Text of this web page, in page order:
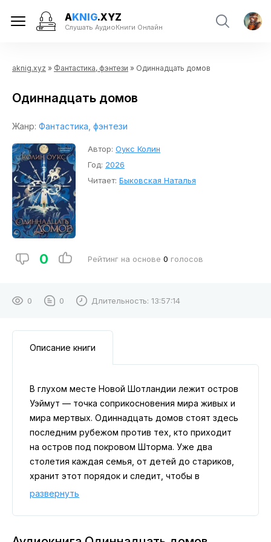
AKNIG.XYZ
Слушать АудиоКниги Онлайн
aknig.xyz » Фантастика, фэнтези » Одиннадцать домов
Одиннадцать домов
Жанр: Фантастика, фэнтези
Автор: Оукс Колин
Год: 2026
Читает: Быковская Наталья
0 Рейтинг на основе 0 голосов
0 0 Длительность: 13:57:14
Описание книги
В глухом месте Новой Шотландии лежит остров
Уэймут — точка соприкосновения мира живых и
мира мертвых. Одиннадцать домов стоят здесь
последним рубежом против тех, кто приходит
на остров под покровом Шторма. Уже два
столетия каждая семья, от детей до стариков,
хранит этот порядок и следит, чтобы в
назначенный час их дом был готов к испытанию.
Мать не выдержала утраты и ищет забвения в
развернуть